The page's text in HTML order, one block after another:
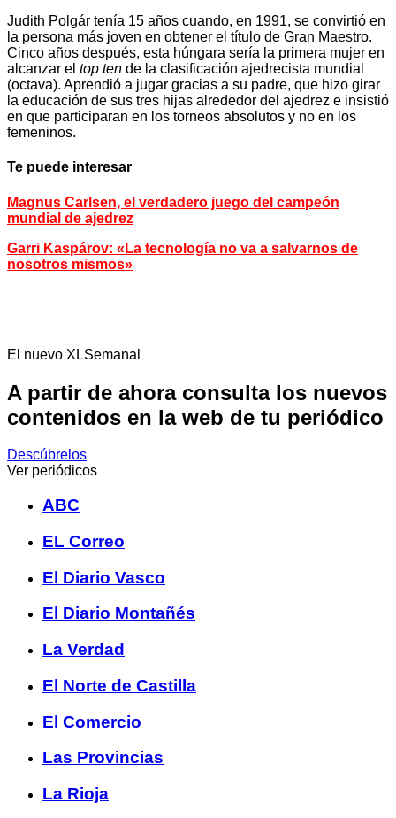
Judith Polgár tenía 15 años cuando, en 1991, se convirtió en
la persona más joven en obtener el título de Gran Maestro.
Cinco años después, esta húngara sería la primera mujer en
alcanzar el top ten de la clasificación ajedrecista mundial
(octava). Aprendió a jugar gracias a su padre, que hizo girar
la educación de sus tres hijas alrededor del ajedrez e insistió
en que participaran en los torneos absolutos y no en los
femeninos.
Te puede interesar
Magnus Carlsen, el verdadero juego del campeón
mundial de ajedrez
Garri Kaspárov: «La tecnología no va a salvarnos de
nosotros mismos»
El nuevo XLSemanal
A partir de ahora consulta los nuevos
contenidos en la web de tu periódico
Descúbrelos
Ver periódicos
ABC
EL Correo
El Diario Vasco
El Diario Montañés
La Verdad
El Norte de Castilla
El Comercio
Las Provincias
La Rioja